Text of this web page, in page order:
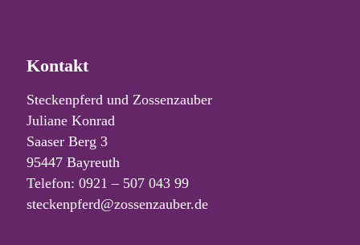
Kontakt
Steckenpferd und Zossenzauber
Juliane Konrad
Saaser Berg 3
95447 Bayreuth
Telefon: 0921 – 507 043 99
steckenpferd@zossenzauber.de